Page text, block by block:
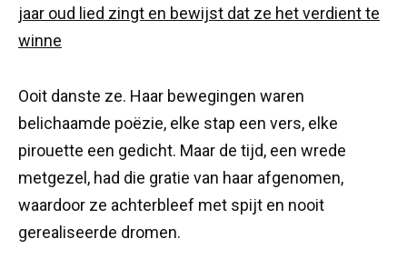
Ooit danste ze. Haar bewegingen waren
belichaamde poëzie, elke stap een vers, elke
pirouette een gedicht. Maar de tijd, een wrede
metgezel, had die gratie van haar afgenomen,
waardoor ze achterbleef met spijt en nooit
gerealiseerde dromen.